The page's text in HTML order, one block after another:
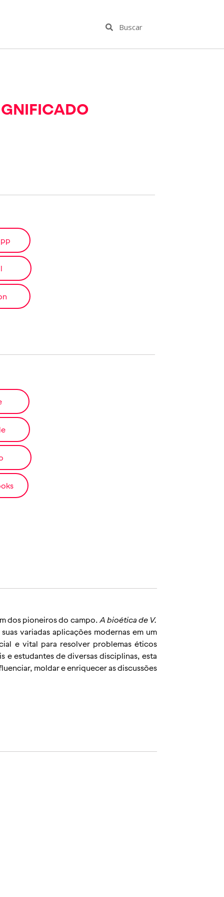
dos pioneiros do campo. A bioética de V.
variadas aplicações modernas em um
e vital para resolver problemas éticos
e estudantes de diversas disciplinas, esta
moldar e enriquecer as discussões